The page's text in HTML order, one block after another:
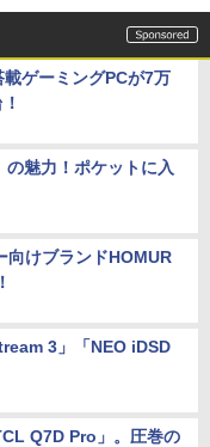
ゲーミングPCが7万
魅力！ポケットに入
向けブランドHOMUR
3」「NEO iDSD
Q7D Pro」。圧巻の